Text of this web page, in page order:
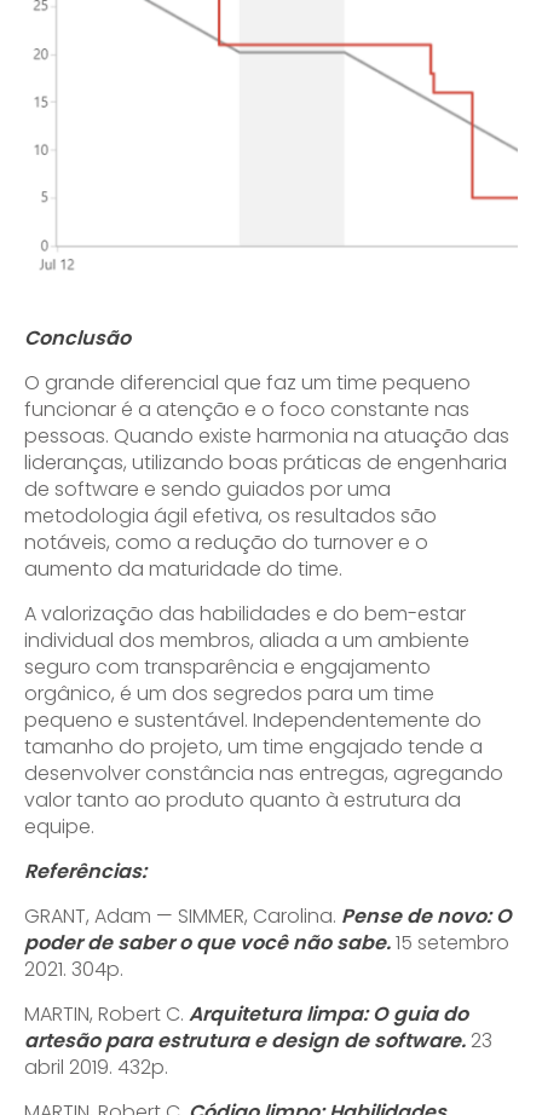
Conclusão
O grande diferencial que faz um time pequeno
funcionar é a atenção e o foco constante nas
pessoas. Quando existe harmonia na atuação das
lideranças, utilizando boas práticas de engenharia
de software e sendo guiados por uma
metodologia ágil efetiva, os resultados são
notáveis, como a redução do turnover e o
aumento da maturidade do time.
A valorização das habilidades e do bem-estar
individual dos membros, aliada a um ambiente
seguro com transparência e engajamento
orgânico, é um dos segredos para um time
pequeno e sustentável. Independentemente do
tamanho do projeto, um time engajado tende a
desenvolver constância nas entregas, agregando
valor tanto ao produto quanto à estrutura da
equipe.
Referências:
GRANT, Adam — SIMMER, Carolina. Pense de novo: O
poder de saber o que você não sabe.15 setembro
2021. 304p.
MARTIN, Robert C. Arquitetura limpa: O guia do
artesão para estrutura e design de software. 23
abril 2019. 432p.